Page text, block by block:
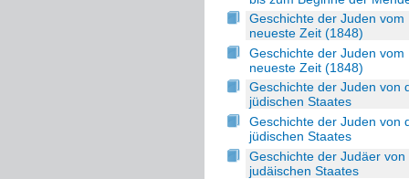
Geschichte der Juden
neueste Zeit (1848)
Geschichte der Juden
neueste Zeit (1848)
Geschichte der Juden von
jüdischen Staates
Geschichte der Juden von
jüdischen Staates
Geschichte der Judäer
judäischen Staates